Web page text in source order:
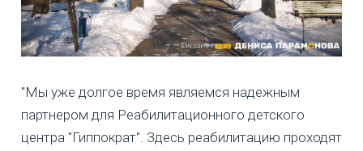
"Мы уже долгое время являемся надежным
партнером для Реабилитационного детского
центра "Гиппократ". Здесь реабилитацию проходят